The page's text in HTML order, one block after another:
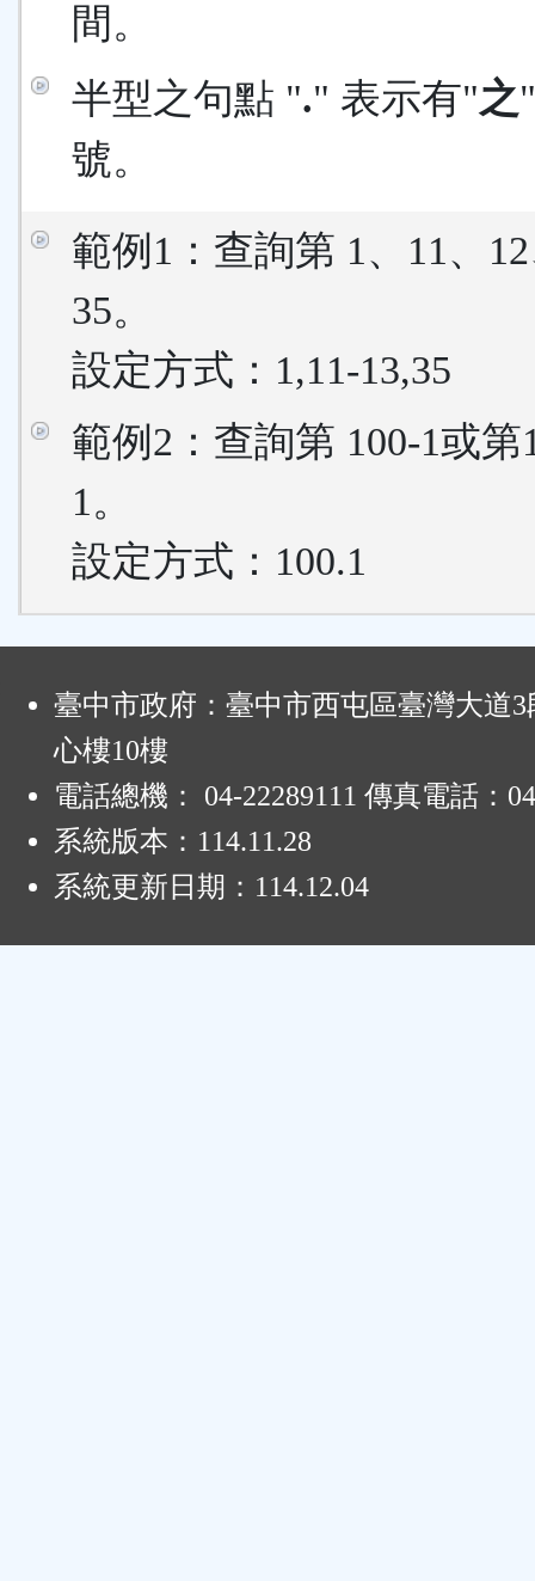
間。
半型之句點 "." 表示有"之
號。
範例1：查詢第 1、11、
35。
設定方式：1,11-13,35
範例2：查詢第 100-1或第
1。
設定方式：100.1
臺中市政府：臺中市西屯區臺灣大道3
心樓10樓
電話總機： 04-22289111 傳真電話：
系統版本： 114.11.28
系統更新日期： 114.12.04